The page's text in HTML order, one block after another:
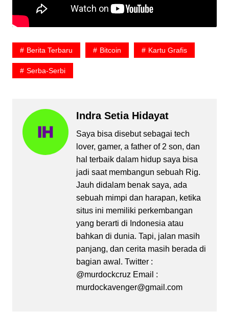
Berita Terbaru Bitcoin Kartu Grafis
Serba-Serbi
Indra Setia Hidayat
Saya bisa disebut sebagai tech
lover, gamer, a father of 2 son, dan
hal terbaik dalam hidup saya bisa
jadi saat membangun sebuah Rig.
Jauh didalam benak saya, ada
sebuah mimpi dan harapan, ketika
situs ini memiliki perkembangan
yang berarti di Indonesia atau
bahkan di dunia. Tapi, jalan masih
panjang, dan cerita masih berada di
bagian awal. Twitter :
@murdockcruz Email :
murdockavenger@gmail.com